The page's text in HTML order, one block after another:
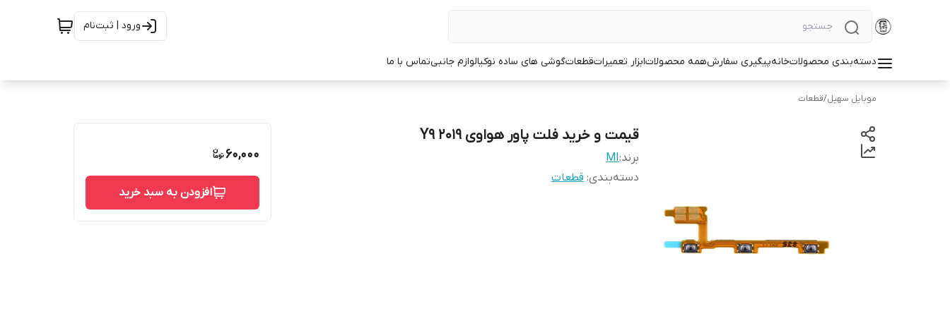
ورود | ثبت‌نام
دسته‌بندی محصولاتخانهپیگیری سفارشهمه محصولاتابزار تعمیراتقطعاتگوشی های ساده نوکیالوازم جانبیتماس با ما
موبایل سهیل/قطعات
قیمت و خرید فلت پاور هواوی Y9 2019
برند:MI
دسته‌بندی: قطعات
60,000
افزودن به سبد خرید